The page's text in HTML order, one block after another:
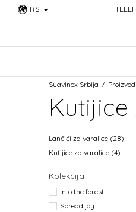
RS
Suavinex Srbija Proizvodi
Lančići za varalice (28)
Kutijice za varalice (4)
Kolekcija
Into the forest
Spread joy